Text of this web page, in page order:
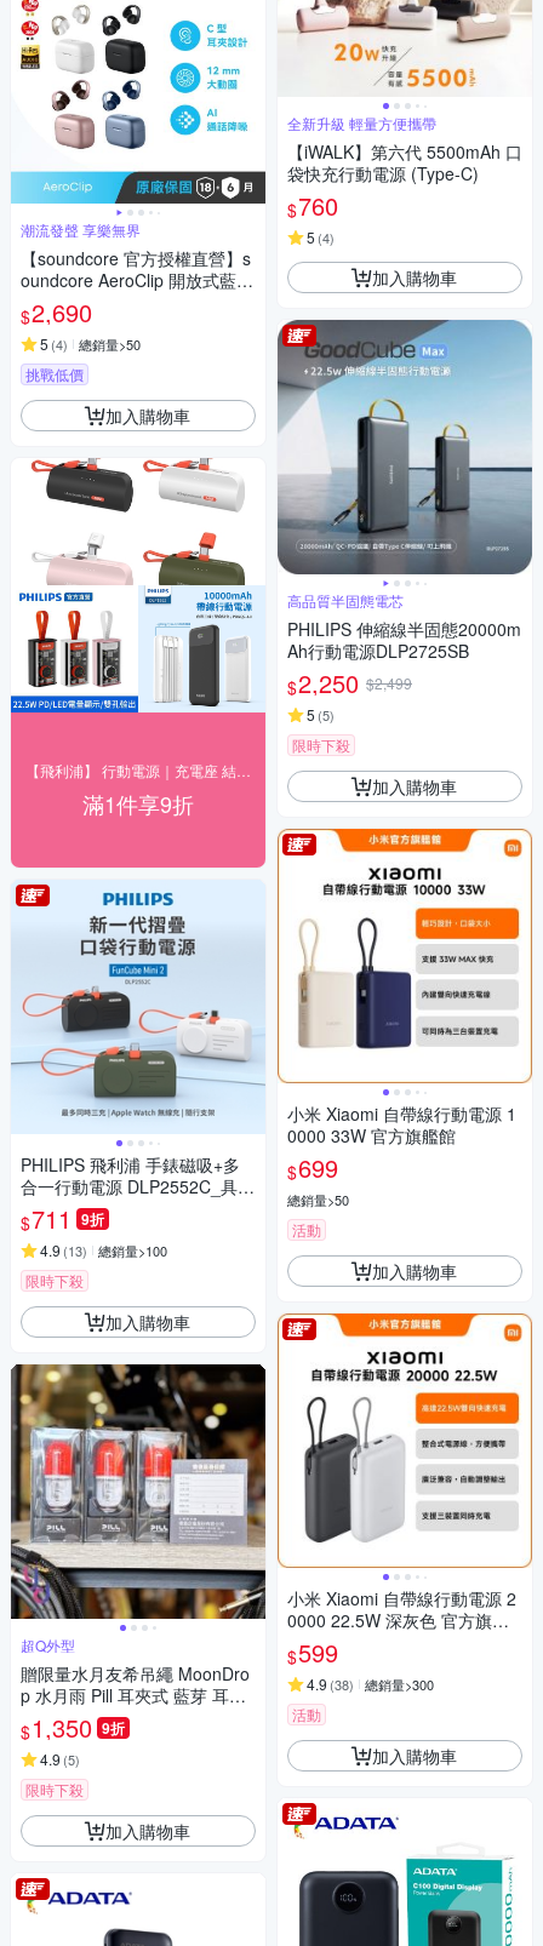
潮流發聲 享樂無界
【soundcore 官方授權直營】s
oundcore AeroClip 開放式藍牙
耳夾耳機
$2,690
5 (4) 總銷量>50
挑戰低價
加入購物車
滿1件享9折
PHILIPS 飛利浦 手錶磁吸+多
合一行動電源 DLP2552C_具W
h標示(時時樂限定)
$711 9折
4.9 (13) 總銷量>100
限時下殺
加入購物車
超Q外型
贈限量水月友希吊繩 MoonDro
p 水月雨 Pill 耳夾式 藍芽 耳機
OWS 音樂膠囊 公司貨 一年保
固
$1,350 9折
4.9 (5)
限時下殺
加入購物車
全新升級 輕量方便攜帶
【iWALK】第六代 5500mAh 口
袋快充行動電源 (Type-C)
$760
5 (4)
加入購物車
高品質半固態電芯
PHILIPS 伸縮線半固態20000m
Ah行動電源DLP2725SB
$2,250 $2,499
5 (5)
限時下殺
加入購物車
小米 Xiaomi 自帶線行動電源 1
0000 33W 官方旗艦館
$699
總銷量>50
活動
加入購物車
小米 Xiaomi 自帶線行動電源 2
0000 22.5W 深灰色 官方旗艦
館
$599
4.9 (38) 總銷量>300
活動
加入購物車